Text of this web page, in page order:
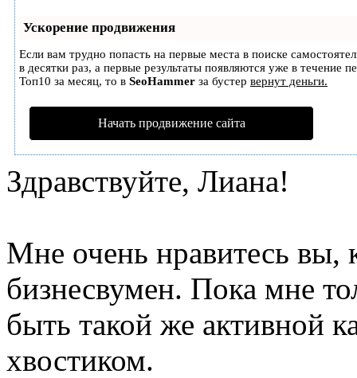
Ускорение продвижения
Если вам трудно попасть на первые места в поиске
в десятки раз, а первые результаты появляются уже в течение
Топ10 за месяц, то в SeoHammer за бустер вернут деньги.
Начать продвижение сайта
Здравствуйте, Лиана!
Мне очень нравитесь вы,
бизнесвумен. Пока мне
быть такой же активной
хвостиком.